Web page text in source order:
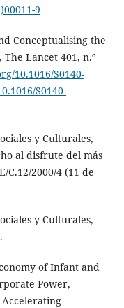
9
Conceptualising the
Lancet 401, n.º
10.1016/S0140-
S0140-
y Culturales,
al disfrute del más
C.12/2000/4 (11 de
y Culturales,
of Infant and
Power,